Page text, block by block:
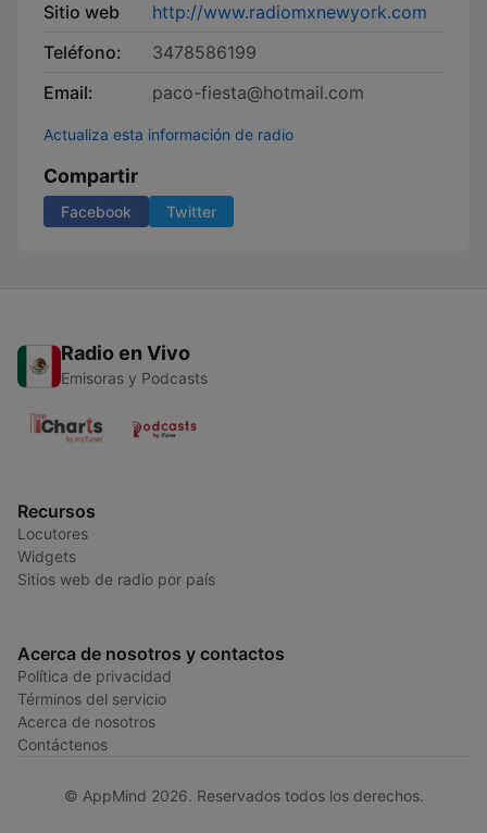
Sitio web
http://www.radiomxnewyork.com
Teléfono:
3478586199
Email:
paco-fiesta@hotmail.com
Actualiza esta información de radio
Compartir
Facebook Twitter
Radio en Vivo
Emisoras y Podcasts
Recursos
Locutores
Widgets
Sitios web de radio por país
Acerca de nosotros y contactos
Política de privacidad
Términos del servicio
Acerca de nosotros
Contáctenos
© AppMind 2026. Reservados todos los derechos.